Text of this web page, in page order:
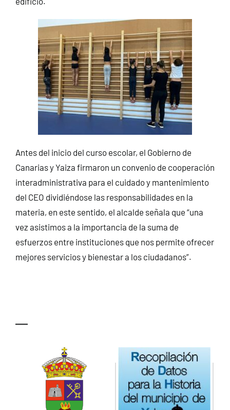
Antes del inicio del curso escolar, el Gobierno de
Canarias y Yaiza firmaron un convenio de cooperación
interadministrativa para el cuidado y mantenimiento
del CEO dividiéndose las responsabilidades en la
materia, en este sentido, el alcalde señala que “una
vez asistimos a la importancia de la suma de
esfuerzos entre instituciones que nos permite ofrecer
mejores servicios y bienestar a los ciudadanos”.
—